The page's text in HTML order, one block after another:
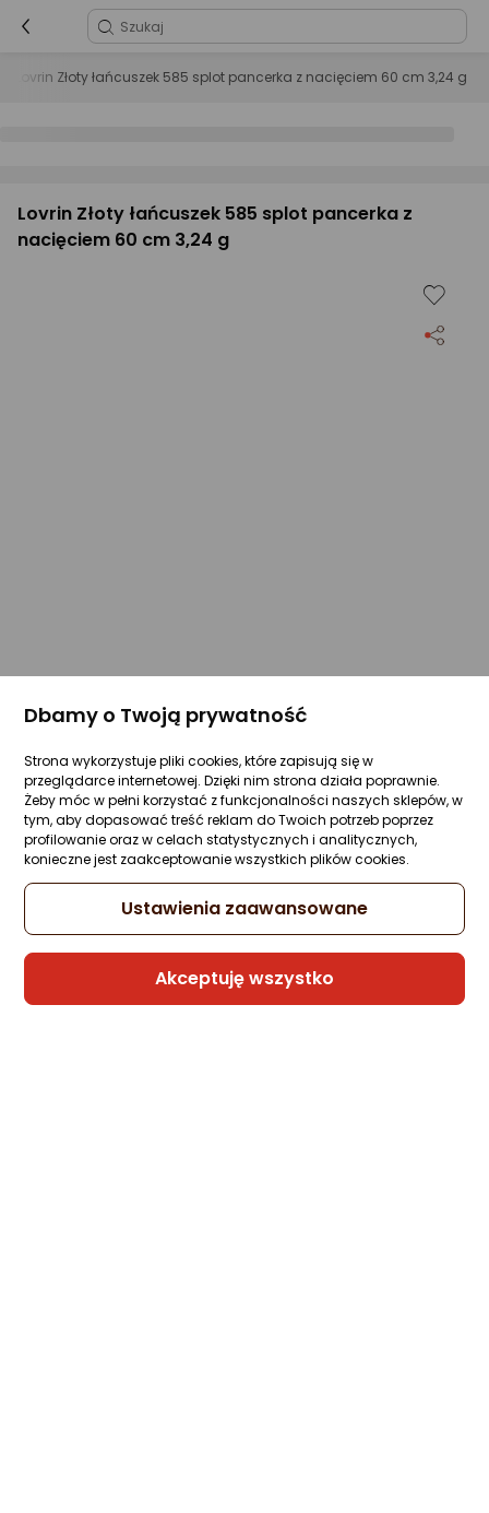
Lovrin Złoty łańcuszek 585 splot pancerka z nacięciem 60 cm 3,24 g
Lovrin Złoty łańcuszek 585 splot pancerka z
nacięciem 60 cm 3,24 g
Dbamy o Twoją prywatność
Strona wykorzystuje pliki cookies, które zapisują się w
przeglądarce internetowej. Dzięki nim strona działa poprawnie.
Żeby móc w pełni korzystać z funkcjonalności naszych sklepów, w
tym, aby dopasować treść reklam do Twoich potrzeb poprzez
profilowanie oraz w celach statystycznych i analitycznych,
konieczne jest zaakceptowanie wszystkich plików cookies.
Ustawienia zaawansowane
Akceptuję wszystko